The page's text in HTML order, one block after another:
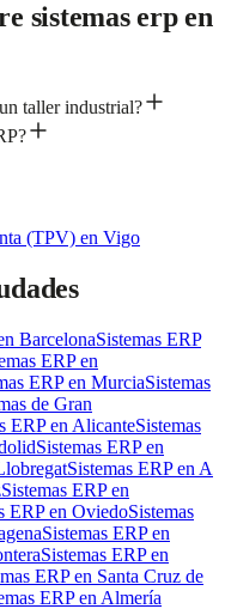
sistemas erpen
taller industrial?
(TPV) en Vigo
BarcelonaSistemas ERP
ERPen
ERPen MurciaSistemas
de Gran
ERPen AlicanteSistemas
Sistemas ERPen
Sistemas ERPen A
Sistemas ERPen
ERPen OviedoSistemas
Sistemas ERPen
Sistemas ERPen
ERPen Santa Cruz de
ERPen Almería